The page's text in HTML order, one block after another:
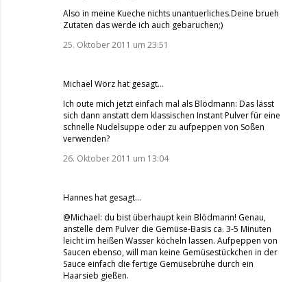
Also in meine Kueche nichts unantuerliches.Deine brueh
Zutaten das werde ich auch gebaruchen;)
25. Oktober 2011 um 23:51
Michael Wörzhat gesagt…
Ich oute mich jetzt einfach mal als Blödmann: Das lässt
sich dann anstatt dem klassischen Instant Pulver für eine
schnelle Nudelsuppe oder zu aufpeppen von Soßen
verwenden?
26. Oktober 2011 um 13:04
Hanneshat gesagt…
@Michael: du bist überhaupt kein Blödmann! Genau,
anstelle dem Pulver die Gemüse-Basis ca. 3-5 Minuten
leicht im heißen Wasser köcheln lassen. Aufpeppen von
Saucen ebenso, will man keine Gemüsestückchen in der
Sauce einfach die fertige Gemüsebrühe durch ein
Haarsieb gießen.